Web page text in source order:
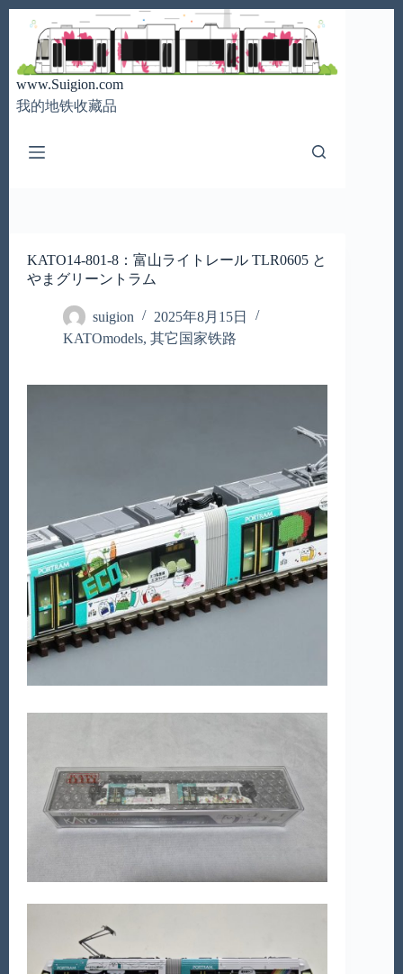
容
www.Suigion.com
我的地铁收藏品
KATO14-801-8：富山ライトレール TLR0605 と
やまグリーントラム
suigion
2025年8月15日
KATOmodels, 其它国家铁路